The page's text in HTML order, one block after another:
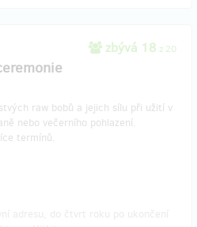
zbývá 18 z 20
raw bobů a jejich sílu při užití v
nebo večerního pohlazení.
termínů.